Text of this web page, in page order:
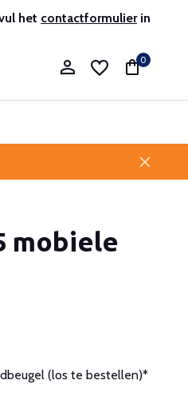
het contactformulierin
Account aanmaken
0
mobiele
(los te bestellen)*